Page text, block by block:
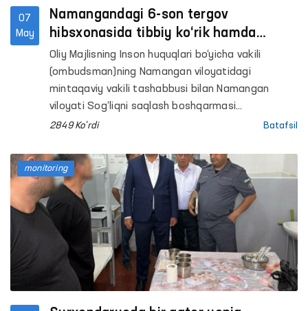
07
May
Namangandagi 6-son tergov
hibsxonasida tibbiy ko‘rik hamda
sayyor qabul tashkil etildi
Oliy Majlisning Inson huquqlari bo‘yicha vakili
(ombudsman)ning Namangan viloyatidagi
mintaqaviy vakili tashabbusi bilan Namangan
viloyati Sog‘liqni saqlash boshqarmasi
hamkorligida Uychi tumanidagi 6-son tergov
chuqurlashtirilgan tibbiy ko‘rik o‘tkazildi.
2849 Ko'rdi Batafsil
monitoring